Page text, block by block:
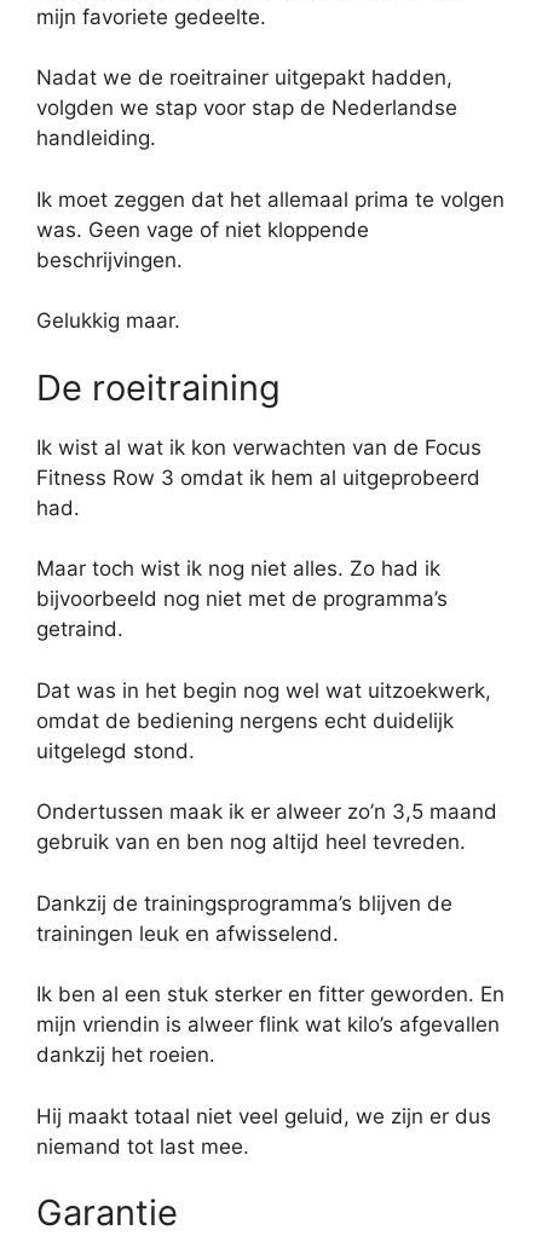
mijn favoriete gedeelte.
Nadat we de roeitrainer uitgepakt hadden,
volgden we stap voor stap de Nederlandse
handleiding.
Ik moet zeggen dat het allemaal prima te volgen
was. Geen vage of niet kloppende
beschrijvingen.
Gelukkig maar.
De roeitraining
Ik wist al wat ik kon verwachten van de Focus
Fitness Row 3 omdat ik hem al uitgeprobeerd
had.
Maar toch wist ik nog niet alles. Zo had ik
bijvoorbeeld nog niet met de programma’s
getraind.
Dat was in het begin nog wel wat uitzoekwerk,
omdat de bediening nergens echt duidelijk
uitgelegd stond.
Ondertussen maak ik er alweer zo’n 3,5 maand
gebruik van en ben nog altijd heel tevreden.
Dankzij de trainingsprogramma’s blijven de
trainingen leuk en afwisselend.
Ik ben al een stuk sterker en fitter geworden. En
mijn vriendin is alweer flink wat kilo’s afgevallen
dankzij het roeien.
Hij maakt totaal niet veel geluid, we zijn er dus
niemand tot last mee.
Garantie